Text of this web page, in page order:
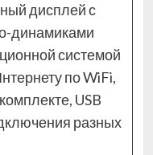
дисплей с
динамиками
системой
по WiFi,
USB
разных